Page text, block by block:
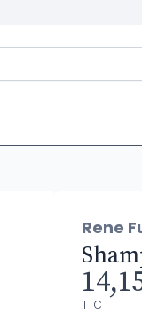
Rene
TTC